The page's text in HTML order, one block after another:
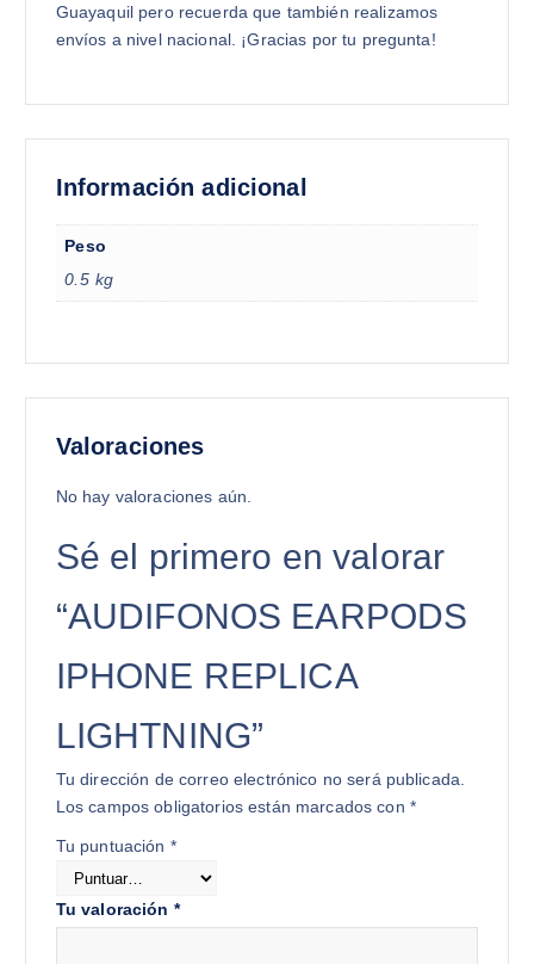
Guayaquil pero recuerda que también realizamos
envíos a nivel nacional. ¡Gracias por tu pregunta!
Información adicional
Peso
0.5 kg
Valoraciones
No hay valoraciones aún.
Sé el primero en valorar
“AUDIFONOS EARPODS
IPHONE REPLICA
LIGHTNING”
Tu dirección de correo electrónico no será publicada.
Los campos obligatorios están marcados con *
Tu puntuación *
Tu valoración *